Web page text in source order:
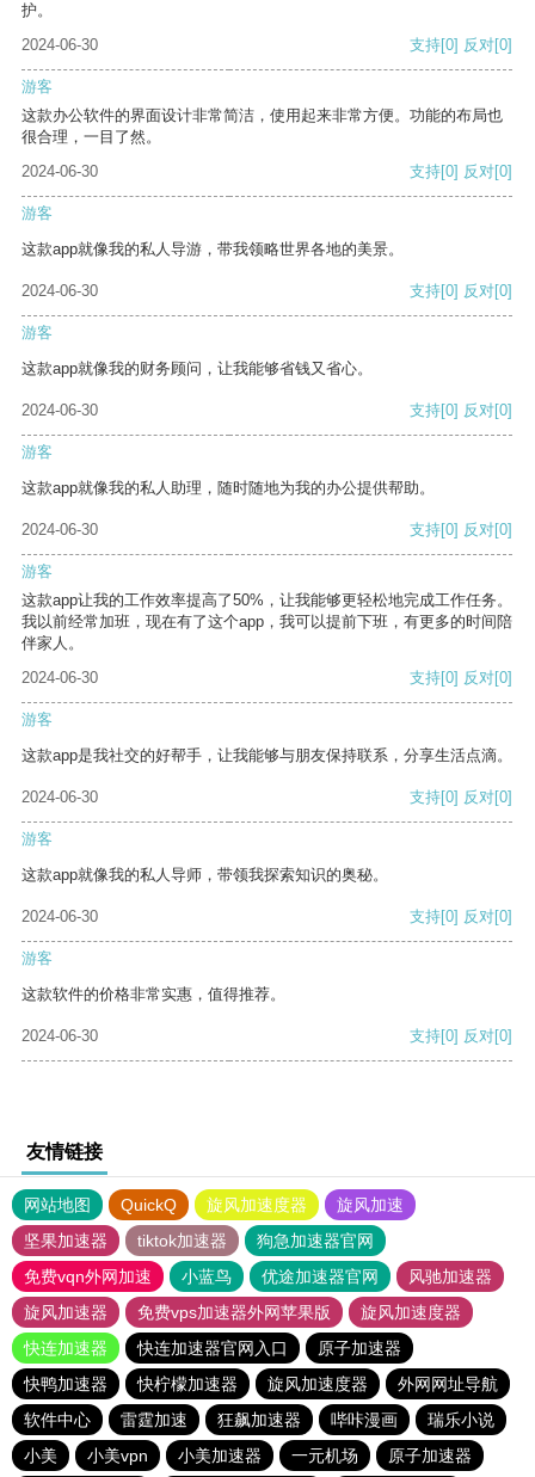
护。
2024-06-30
支持[0] 反对[0]
游客
这款办公软件的界面设计非常简洁，使用起来非常方便。功能的布局也
很合理，一目了然。
2024-06-30
支持[0] 反对[0]
游客
这款app就像我的私人导游，带我领略世界各地的美景。
2024-06-30 支持[0] 反对[0]
游客
这款app就像我的财务顾问，让我能够省钱又省心。
2024-06-30 支持[0] 反对[0]
游客
这款app就像我的私人助理，随时随地为我的办公提供帮助。
2024-06-30 支持[0] 反对[0]
游客
这款app让我的工作效率提高了50%，让我能够更轻松地完成工作任务。
我以前经常加班，现在有了这个app，我可以提前下班，有更多的时间陪
伴家人。
2024-06-30
支持[0] 反对[0]
游客
这款app是我社交的好帮手，让我能够与朋友保持联系，分享生活点滴。
2024-06-30 支持[0] 反对[0]
游客
这款app就像我的私人导师，带领我探索知识的奥秘。
2024-06-30 支持[0] 反对[0]
游客
这款软件的价格非常实惠，值得推荐。
2024-06-30 支持[0] 反对[0]
友情链接
网站地图 QuickQ 旋风加速度器
旋风加速
坚果加速器
tiktok加速器
狗急加速器官网
免费vqn外网加速
小蓝鸟 优途加速器官网
风驰加速器
旋风加速器
免费vps加速器外网苹果版
旋风加速度器
快连加速器
快连加速器官网入口
原子加速器
快鸭加速器
快柠檬加速器 旋风加速度器
外网网址导航
软件中心
雷霆加速 狂飙加速器 哔咔漫画
瑞乐小说
小美
小美vpn 小美加速器 一元机场 原子加速器